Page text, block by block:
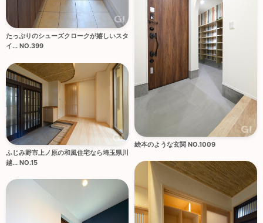
たっぷりのシューズクロークが嬉しいスタ
イ... NO.399
絵本のような玄関 NO.1009
ふじみ野市上ノ原の和風住宅なら埼玉県川
越... NO.15